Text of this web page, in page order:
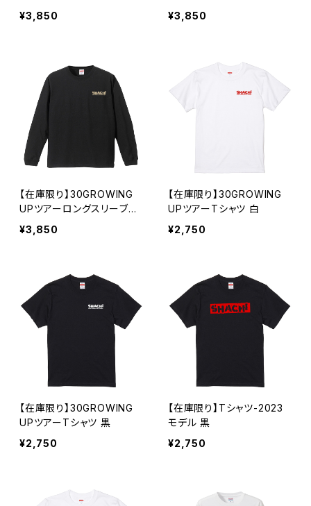
¥3,850
ャツ 白
¥3,850
【在庫限り】30GROWING
UPツアーロングスリーブシ
ャツ 黒
¥3,850
【在庫限り】30GROWING
UPツアーTシャツ 白
¥2,750
【在庫限り】30GROWING
UPツアーTシャツ 黒
¥2,750
【在庫限り】Tシャツ-2023
モデル 黒
¥2,750